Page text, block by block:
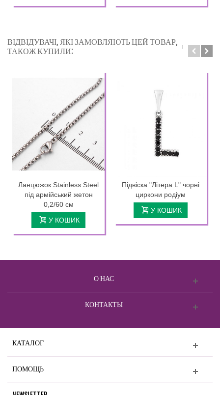
ВІДВІДУВАЧІ, ЯКІ ЗАМОВЛЯЮТЬ ЦЕЙ ТОВАР,
ТАКОЖ КУПИЛИ:
Ланцюжок Stainless Steel
під армійський жетон
0,2/60 см
У КОШИК
Підвіска "Літера L" чорні
циркони родіум
У КОШИК
О НАС
КОНТАКТЫ
КАТАЛОГ
ПОМОЩЬ